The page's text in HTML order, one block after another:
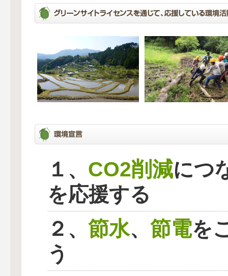
１、 CO2削減につ
を応援する
２、 節水、 節電を
う